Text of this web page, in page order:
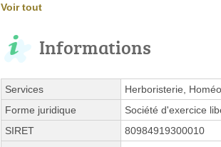
Voir tout
Informations
Services
Herboristerie,
Forme juridique
Société d'exercice
SIRET
80984919300010